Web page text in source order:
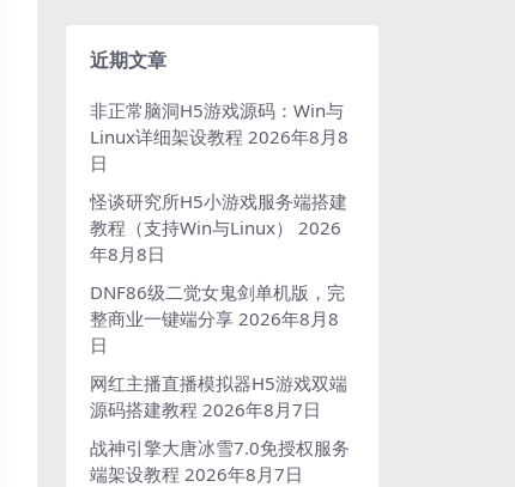
近期文章
非正常脑洞H5游戏源码：Win与
Linux详细架设教程 2026年8月8
日
怪谈研究所H5小游戏服务端搭建
教程（支持Win与Linux）
2026
年8月8日
DNF86级二觉女鬼剑单机版，完
整商业一键端分享 2026年8月8
日
网红主播直播模拟器H5游戏双端
源码搭建教程 2026年8月7日
战神引擎大唐冰雪7.0免授权服务
端架设教程 2026年8月7日